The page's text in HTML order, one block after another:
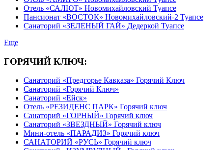
Отель «САЛЮТ» Новомихайловский Туапсе
Пансионат «ВОСТОК» Новомихайловский-2 Туапсе
Санаторий «ЗЕЛЕНЫЙ ГАЙ» Дедеркой Туапсе
Еще
ГОРЯЧИЙ КЛЮЧ:
Санаторий «Предгорье Кавказа» Горячий Ключ
Санаторий «Горячий Ключ»
Санаторий «Ейск»
Отель «РЕЗИДЕНС ПАРК» Горячий ключ
Санаторий «ГОРНЫЙ» Горячий ключ
Санаторий «ЗВЕЗДНЫЙ» Горячий ключ
Мини-отель «ПАРАДИЗ» Горячий ключ
САНАТОРИЙ «РУСЬ» Горячий ключ